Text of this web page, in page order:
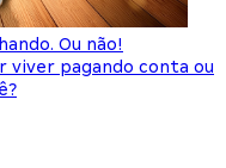
Ou não!
pagando conta ou